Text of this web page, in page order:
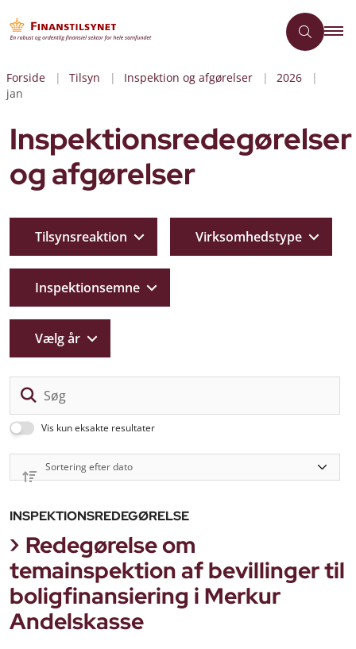
Forside Tilsyn Inspektion og afgørelser
2026
jan
Inspektionsredegørelser
og afgørelser
Vis kun eksakte resultater
Tilsynsreaktion Virksomhedstype
Inspektionsemne
Vælg år
INSPEKTIONSREDEGØRELSE
Redegørelse om
temainspektion af bevillinger til
boligfinansiering i Merkur
Andelskasse